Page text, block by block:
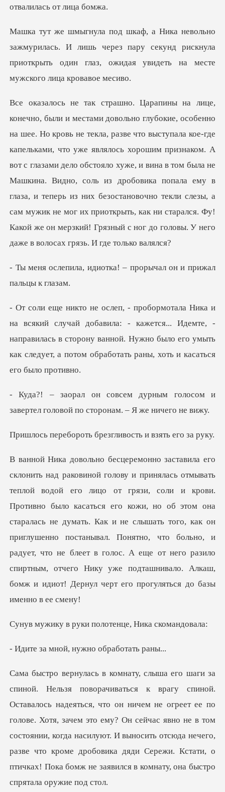
сь. И лишь через пару секунд рискнула
приоткрыть один гла
о уже являлось хорошим признаком. А
вот с глазами дело обстояло хуже, и вина в том была не
Машкина. Видно, соль из дробовика попала ему в
глаза, и теперь из них безостан
иотка! – прорычал он и
ла: - кажется... Идемте, -
направилась в сторону ванной. Нужно было его умы
ым голосом и
завертел головой по
ть брезгливость и
но было касаться его кожи, но об этом она
старалась не думать. Как и не слышать того, как он
приглушенно постанывал. Понятно, что больно, и
радует, что н
уки полотенце, Н
ой, нужно обр
ичем не огреет ее по
голове. Хотя, зачем это ему? Он сейчас явно не в том
состоянии, когда насилуют. И выносить отсюда нечего,